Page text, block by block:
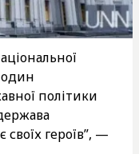
один
політики
своїх героїв”, —